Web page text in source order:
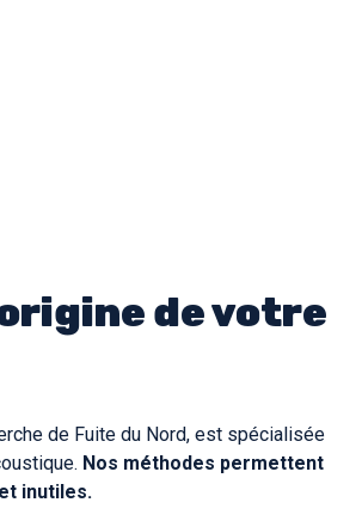
de votre
de Fuite du Nord, est spécialisée
Nos méthodes permettent
inutiles.